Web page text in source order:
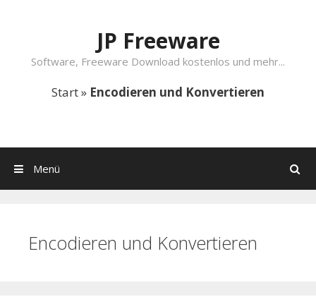
JP Freeware
Software, Freeware Download kostenlos und mehr...
Start» Encodieren und Konvertieren
Suchen
Menü
Encodieren und Konvertieren